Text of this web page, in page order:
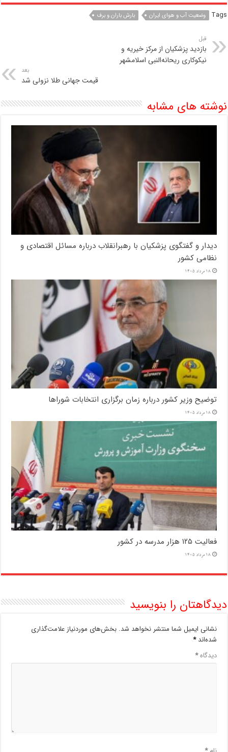
Tags وضعیت آب و هوای ایران بارش باران و‌ برف
قبل
بازدید پزشکیان از مرکز خیریه و
نیکوکاری ریحانه‌النبی اسلامشهر
بعد
قیمت جهانی طلا نزولی شد
نوشته های مشابه
دیدار و گفتگوی پزشکیان با رهبرانقلاب درباره مسائل اقتصادی و
نظامی کشور
18 مرداد 1405
توضیح وزیر کشور درباره زمان برگزاری انتخابات شوراها
18 مرداد 1405
فعالیت ۱۲۵ هزار مدرسه در کشور
18 مرداد 1405
دیدگاهتان را بنویسید
نشانی ایمیل شما منتشر نخواهد شد. بخش‌های موردنیاز علامت‌گذاری
شده‌اند*
دیدگاه*